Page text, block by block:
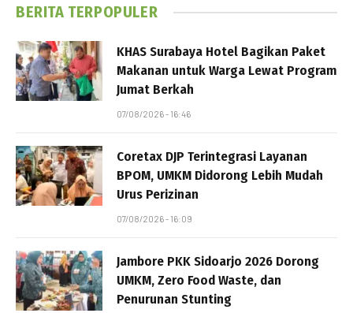
BERITA TERPOPULER
KHAS Surabaya Hotel Bagikan Paket
Makanan untuk Warga Lewat Program
Jumat Berkah
07/08/2026 - 16:46
Coretax DJP Terintegrasi Layanan
BPOM, UMKM Didorong Lebih Mudah
Urus Perizinan
07/08/2026 - 16:09
Jambore PKK Sidoarjo 2026 Dorong
UMKM, Zero Food Waste, dan
Penurunan Stunting